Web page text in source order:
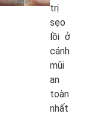
trị
sẹo
lồi ở
cánh
mũi
an
toàn
nhất